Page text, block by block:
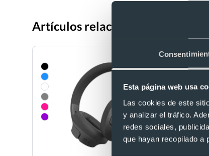
Esta página web usa
Las cookies de este
y analizar el tráfico.
redes sociales,
que hayan recopilado a
Artículos relacionados con